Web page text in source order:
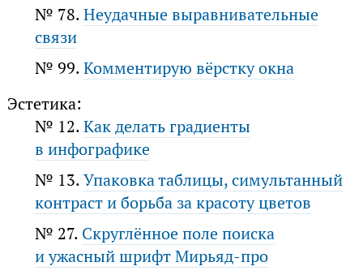
№ 78.Неудачные выравнивательные
связи
№ 99.Комментирую вёрстку окна
Эстетика:
№ 12.Как делать градиенты
в инфографике
№ 13.Упаковка таблицы, симультанный
контраст и борьба за красоту цветов
№ 27. Cкруглённое поле поиска
и ужасный шрифт Мирьяд-про